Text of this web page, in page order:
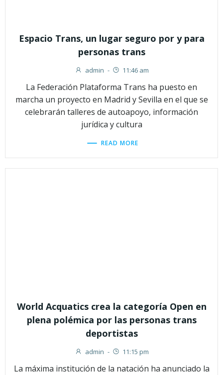
Espacio Trans, un lugar seguro por y para
personas trans
admin - 11:46 am
La Federación Plataforma Trans ha puesto en
marcha un proyecto en Madrid y Sevilla en el que se
celebrarán talleres de autoapoyo, información
jurídica y cultura
READ MORE
World Acquatics crea la categoría Open en
plena polémica por las personas trans
deportistas
admin - 11:15 pm
La máxima institución de la natación ha anunciado la